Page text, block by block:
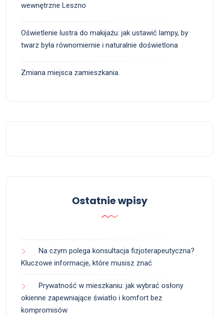
wewnętrzne Leszno
Oświetlenie lustra do makijażu: jak ustawić lampy, by
twarz była równomiernie i naturalnie doświetlona
Zmiana miejsca zamieszkania.
Ostatnie wpisy
Na czym polega konsultacja fizjoterapeutyczna?
Kluczowe informacje, które musisz znać
Prywatność w mieszkaniu: jak wybrać osłony
okienne zapewniające światło i komfort bez
kompromisów